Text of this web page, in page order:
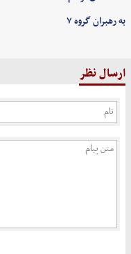
به رهبران گروه ۷
ارسال نظر